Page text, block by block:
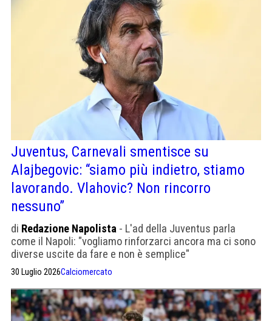
Juventus, Carnevali smentisce su
Alajbegovic: “siamo più indietro, stiamo
lavorando. Vlahovic? Non rincorro
nessuno”
di Redazione Napolista - L'ad della Juventus parla
come il Napoli: "vogliamo rinforzarci ancora ma ci sono
diverse uscite da fare e non è semplice"
30 Luglio 2026Calciomercato